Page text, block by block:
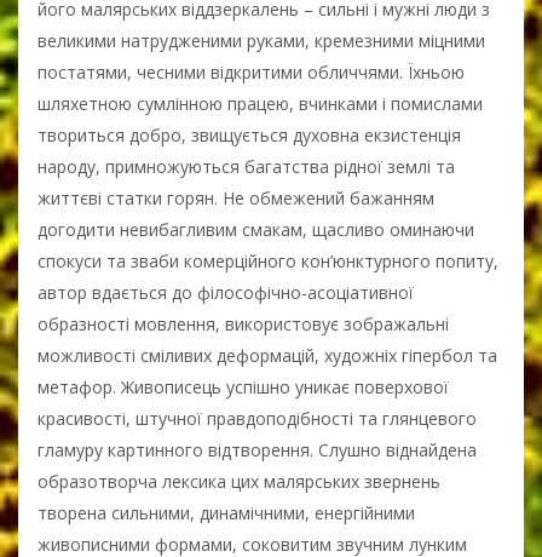
його малярських віддзеркалень – сильні і мужні люди з
великими натрудженими руками, кремезними міцними
постатями, чесними відкритими обличчями. Їхньою
шляхетною сумлінною працею, вчинками і помислами
твориться добро, звищується духовна екзистенція
народу, примножуються багатства рідної землі та
життєві статки горян. Не обмежений бажанням
догодити невибагливим смакам, щасливо оминаючи
спокуси та зваби комерційного кон’юнктурного попиту,
автор вдається до філософічно-асоціативної
образності мовлення, використовує зображальні
можливості сміливих деформацій, художніх гіпербол та
метафор. Живописець успішно уникає поверхової
красивості, штучної правдоподібності та глянцевого
гламуру картинного відтворення. Слушно віднайдена
образотворча лексика цих малярських звернень
творена сильними, динамічними, енергійними
живописними формами, соковитим звучним лунким